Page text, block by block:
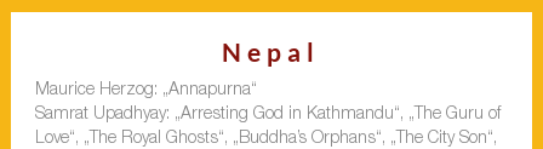
Nepal
Maurice Herzog: „Annapurna“
Samrat Upadhyay: „Arresting God in Kathmandu“, „The Guru of
Love“, „The Royal Ghosts“, „Buddha’s Orphans“, „The City Son“,